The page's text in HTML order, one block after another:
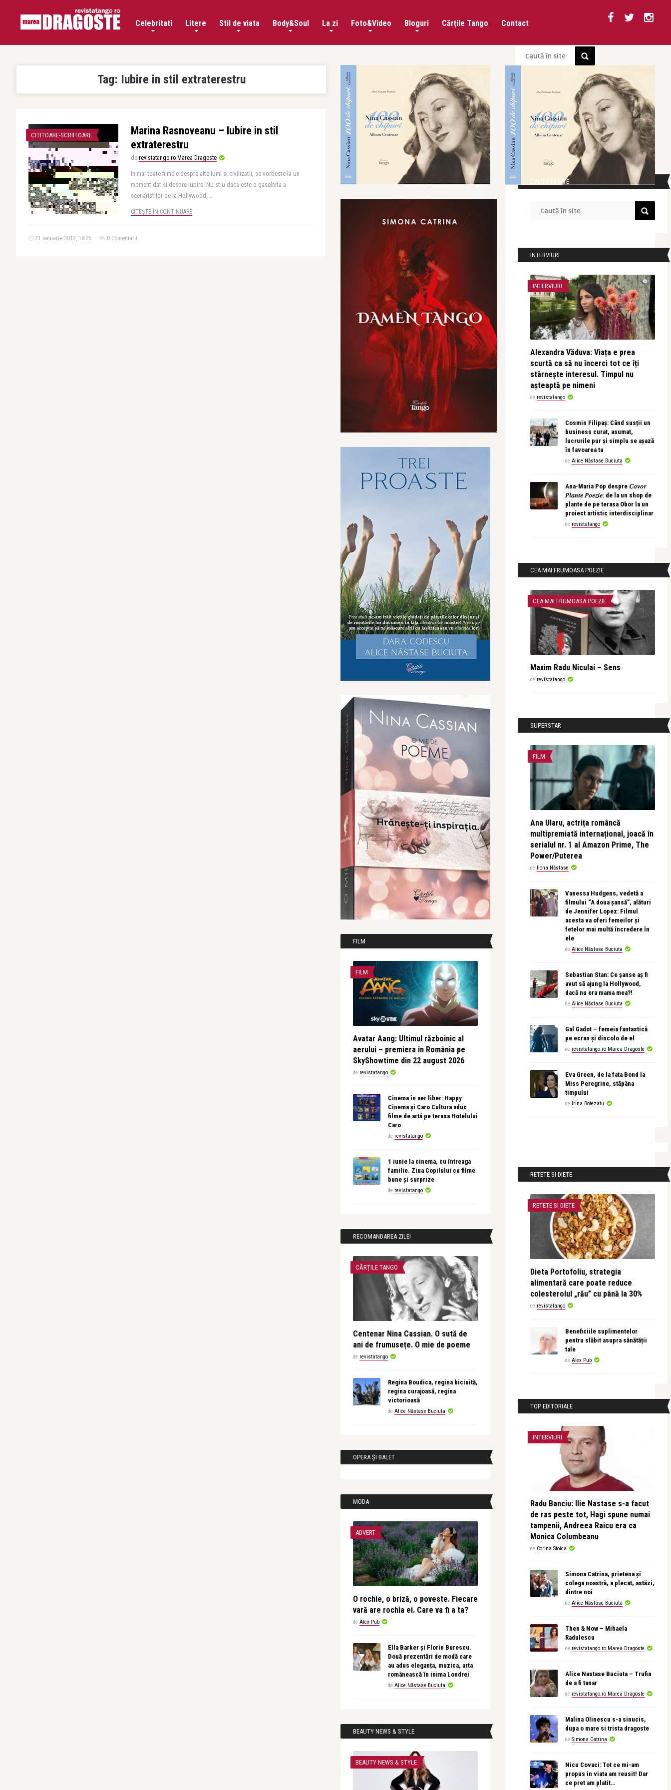
Celebritati Litere Stil de viata Body&Soul La zi Foto&Video Bloguri Cărțile Tango Contact
Tag: Iubire in stil extraterestru
CITITOARE-SCRIITOARE
Marina Rasnoveanu – Iubire in stil
extraterestru
de revistatango.ro Marea Dragoste
In mai toate filmele despre alte lumi si civilizatii, se vorbeste la un
moment dat si despre iubire. Nu stiu daca este o gaselnita a
scenaristilor de la Hollywood, ..
CITEȘTE ÎN CONTINUARE
21 ianuarie 2012, 18:25 0 Comentarii
FILM
FILM
Avatar Aang: Ultimul războinic al
aerului – premiera în România pe
SkyShowtime din 22 august 2026
de revistatango
Cinema în aer liber: Happy
Cinema și Caro Cultura aduc
filme de artă pe terasa Hotelului
Caro
de revistatango
1 iunie la cinema, cu întreaga
familie. Ziua Copilului cu filme
bune și surprize
de revistatango
RECOMANDAREA ZILEI
CĂRȚILE TANGO
Centenar Nina Cassian. O sută de
ani de frumusețe. O mie de poeme
de revistatango
Regina Boudica, regina biciuită,
regina curajoasă, regina
victorioasă
de Alice Năstase Buciuta
OPERA ȘI BALET
MODA
ADVERT
O rochie, o briză, o poveste. Fiecare
vară are rochia ei. Care va fi a ta?
de Alex Pub
Ella Barker și Florin Burescu.
Două prezentări de modă care
au adus eleganța, muzica, arta
românească în inima Londrei
de Alice Năstase Buciuta
BEAUTY NEWS & STYLE
BEAUTY NEWS & STYLE
CAUTĂ ÎN SITE
INTERVIURI
INTERVIURI
Alexandra Văduva: Viața e prea
scurtă ca să nu încerci tot ce îți
stârnește interesul. Timpul nu
așteaptă pe nimeni
de revistatango
Cosmin Filipaș: Când susții un
business curat, asumat,
lucrurile pur și simplu se așază
în favoarea ta
de Alice Năstase Buciuta
Ana-Maria Pop despre 𝐶𝑜𝑣𝑜𝑟
𝑃𝑙𝑎𝑛𝑡𝑒 𝑃𝑜𝑒𝑧𝑖𝑒: de la un shop de
plante de pe terasa Obor la un
proiect artistic interdisciplinar
de revistatango
CEA MAI FRUMOASA POEZIE
CEA MAI FRUMOASA POEZIE
Maxim Radu Niculai – Sens
de revistatango
SUPERSTAR
FILM
Ana Ularu, actrița româncă
multipremiată internațional, joacă în
serialul nr. 1 al Amazon Prime, The
Power/Puterea
de Ilona Năstase
Vanessa Hudgens, vedetă a
filmului “A doua șansă”, alături
de Jennifer Lopez: Filmul
acesta va oferi femeilor și
fetelor mai multă încredere în
ele
de Alice Năstase Buciuta
Sebastian Stan: Ce șanse aș fi
avut să ajung la Hollywood,
dacă nu era mama mea?!
de Alice Năstase Buciuta
Gal Gadot – femeia fantastică
pe ecran și dincolo de el
de revistatango.ro Marea Dragoste
Eva Green, de la fata Bond la
Miss Peregrine, stăpâna
timpului
de Irina Botezatu
RETETE SI DIETE
RETETE SI DIETE
Dieta Portofoliu, strategia
alimentară care poate reduce
colesterolul „rău” cu până la 30%
de revistatango
Beneficiile suplimentelor
pentru slăbit asupra sănătății
tale
de Alex Pub
TOP EDITORIALE
INTERVIURI
Radu Banciu: Ilie Nastase s-a facut
de ras peste tot, Hagi spune numai
tampenii, Andreea Raicu era ca
Monica Columbeanu
de Corina Stoica
Simona Catrina, prietena și
colega noastră, a plecat, astăzi,
dintre noi
de Alice Năstase Buciuta
Then & Now – Mihaela
Radulescu
de revistatango.ro Marea Dragoste
Alice Nastase Buciuta – Trufia
de a fi tanar
de revistatango.ro Marea Dragoste
Malina Olinescu s-a sinucis,
dupa o mare si trista dragoste
de Simona Catrina
Nicu Covaci: Tot ce mi-am
propus in viata am reusit! Dar
ce pret am platit…